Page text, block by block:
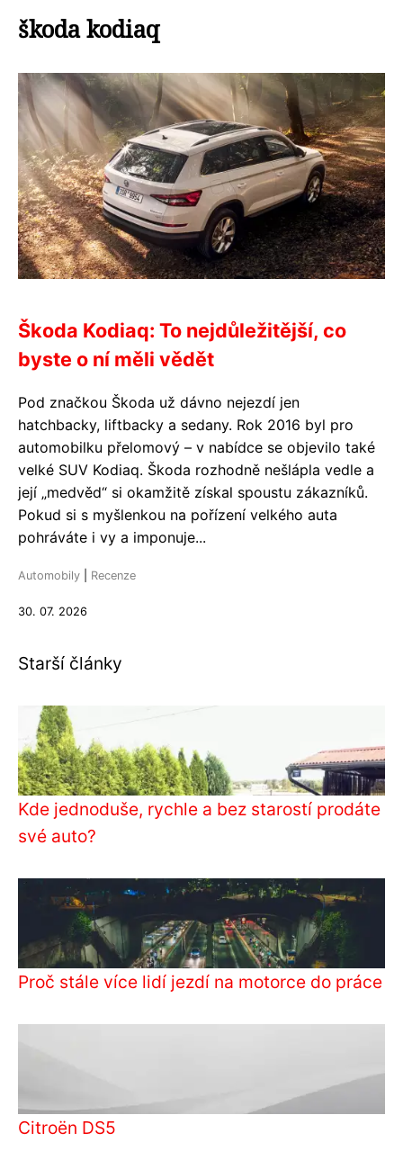
škoda kodiaq
Škoda Kodiaq: To nejdůležitější, co
byste o ní měli vědět
Pod značkou Škoda už dávno nejezdí jen
hatchbacky, liftbacky a sedany. Rok 2016 byl pro
automobilku přelomový – v nabídce se objevilo také
velké SUV Kodiaq. Škoda rozhodně nešlápla vedle a
její „medvěd“ si okamžitě získal spoustu zákazníků.
Pokud si s myšlenkou na pořízení velkého auta
pohráváte i vy a imponuje...
Automobily Recenze
30. 07. 2026
Starší články
Kde jednoduše, rychle a bez starostí prodáte
své auto?
Proč stále více lidí jezdí na motorce do práce
Citroën DS5